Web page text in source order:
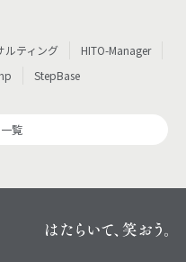
ルティング
HITO-Manager
StepBase
覧